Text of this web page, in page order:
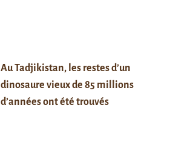
Au Tadjikistan, les restes d’un
dinosaure vieux de 85 millions
d’années ont été trouvés